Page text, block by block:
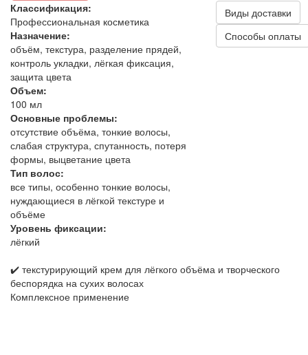
Классификация:
Профессиональная косметика
Назначение:
объём, текстура, разделение прядей,
контроль укладки, лёгкая фиксация,
защита цвета
Объем:
100 мл
Основные проблемы:
отсутствие объёма, тонкие волосы,
слабая структура, спутанность, потеря
формы, выцветание цвета
Тип волос:
все типы, особенно тонкие волосы,
нуждающиеся в лёгкой текстуре и
объёме
Уровень фиксации:
лёгкий
Виды доставки
Способы оплаты
✔️ текстурирующий крем для лёгкого объёма и творческого
беспорядка на сухих волосах
Комплексное применение